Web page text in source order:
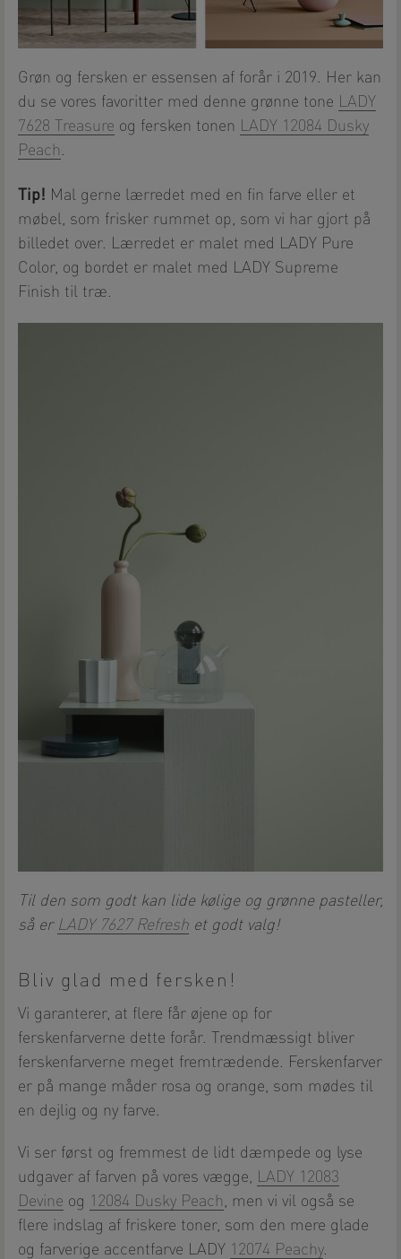
Grøn og fersken er essensen af forår i 2019. Her kan
du se vores favoritter med denne grønne tone LADY
7628 Treasure og fersken tonen LADY 12084 Dusky
Peach.
Tip! Mal gerne lærredet med en fin farve eller et
møbel, som frisker rummet op, som vi har gjort på
billedet over. Lærredet er malet med LADY Pure
Color, og bordet er malet med LADY Supreme
Finish til træ.
Til den som godt kan lide kølige og grønne pasteller,
så er LADY 7627 Refresh et godt valg!
Bliv glad med fersken!
Vi garanterer, at flere får øjene op for
ferskenfarverne dette forår. Trendmæssigt bliver
ferskenfarverne meget fremtrædende. Ferskenfarver
er på mange måder rosa og orange, som mødes til
en dejlig og ny farve.
Vi ser først og fremmest de lidt dæmpede og lyse
udgaver af farven på vores vægge, LADY 12083
Devine og 12084 Dusky Peach, men vi vil også se
flere indslag af friskere toner, som den mere glade
og farverige accentfarve LADY 12074 Peachy.